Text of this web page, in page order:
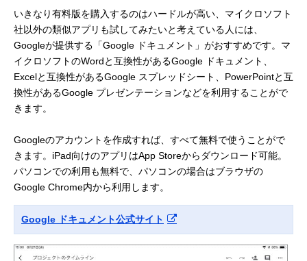
いきなり有料版を購入するのはハードルが高い、マイクロソフト
社以外の類似アプリも試してみたいと考えている人には、
Googleが提供する「Google ドキュメント」がおすすめです。マ
イクロソフトのWordと互換性があるGoogle ドキュメント、
Excelと互換性があるGoogle スプレッドシート、PowerPointと互
換性があるGoogle プレゼンテーションなどを利用することがで
きます。
Googleのアカウントを作成すれば、すべて無料で使うことがで
きます。iPad向けのアプリはApp Storeからダウンロード可能。
パソコンでの利用も無料で、パソコンの場合はブラウザの
Google Chrome内から利用します。
Google ドキュメント公式サイト